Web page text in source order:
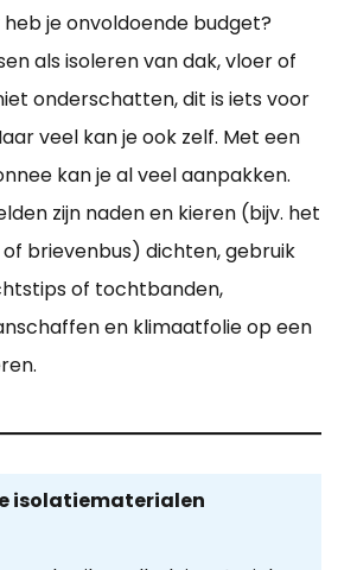
je onvoldoende budget?
als isoleren van dak, vloer of
onderschatten, dit is iets voor
veel kan je ook zelf. Met een
kan je al veel aanpakken.
zijn naden en kieren (bijv. het
brievenbus) dichten, gebruik
of tochtbanden,
en klimaatfolie op een
isolatiematerialen